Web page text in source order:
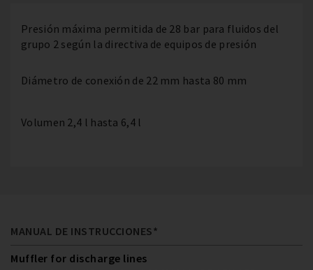
Presión máxima permitida de 28 bar para fluidos del
grupo 2 según la directiva de equipos de presión
Diámetro de conexión de 22 mm hasta 80 mm
Volumen 2,4 l hasta 6,4 l
MANUAL DE INSTRUCCIONES*
Muffler for discharge lines